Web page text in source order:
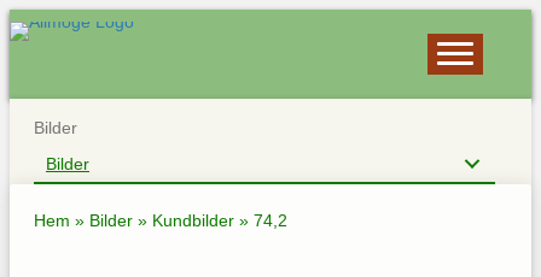
Bilder
Bilder
Hem » Bilder » Kundbilder » 74,2